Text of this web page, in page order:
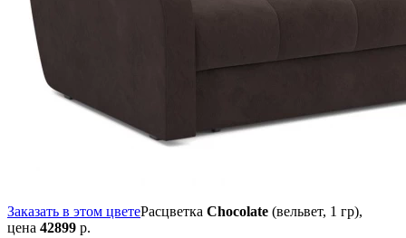
Заказать в этом цветеРасцветка Chocolate (вельвет, 1 гр),
цена 42899 р.